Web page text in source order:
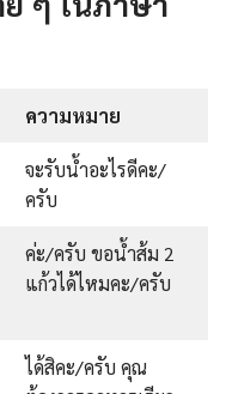
ความหมาย
จะรับนํ้าอะไรดีคะ/
ครับ
ค่ะ/ครับ ขอน้ำส้ม 2
แก้วได้ไหมคะ/ครับ
ได้สิคะ/ครับ คุณ